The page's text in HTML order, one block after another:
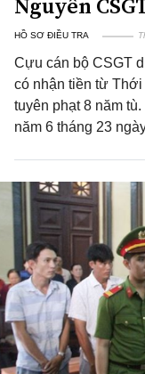
HỒ SƠ ĐIỀU TRA
Cựu cán bộ CSGT
có nhận tiền từ
tuyên phạt 8 năm
năm 6 tháng 23